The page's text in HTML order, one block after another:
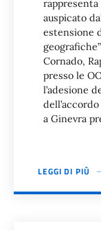
auspicato
estensione
Cornado,
presso le
l’adesione
a Ginevra
LEGGI DI PIÙ